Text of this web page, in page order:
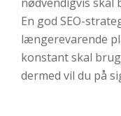
En god SEO-
længerevarende
konstant skal
dermed vil du på